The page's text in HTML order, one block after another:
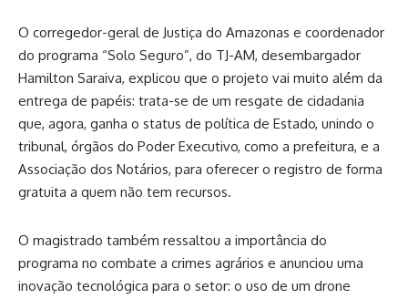
O corregedor-geral de Justiça do Amazonas e coordenador
do programa “Solo Seguro”, do TJ-AM, desembargador
Hamilton Saraiva, explicou que o projeto vai muito além da
entrega de papéis: trata-se de um resgate de cidadania
que, agora, ganha o status de política de Estado, unindo o
tribunal, órgãos do Poder Executivo, como a prefeitura, e a
Associação dos Notários, para oferecer o registro de forma
gratuita a quem não tem recursos.
O magistrado também ressaltou a importância do
programa no combate a crimes agrários e anunciou uma
inovação tecnológica para o setor: o uso de um drone